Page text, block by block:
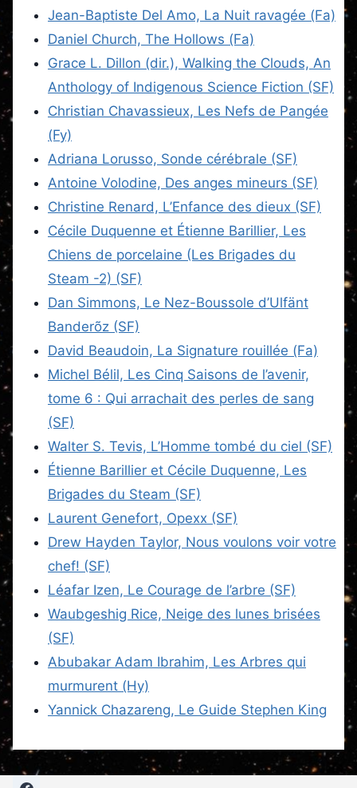
Jean-Baptiste Del Amo, La Nuit ravagée (Fa)
Daniel Church, The Hollows (Fa)
Grace L. Dillon (dir.), Walking the Clouds, An
Anthology of Indigenous Science Fiction (SF)
Christian Chavassieux, Les Nefs de Pangée
(Fy)
Adriana Lorusso, Sonde cérébrale (SF)
Antoine Volodine, Des anges mineurs (SF)
Christine Renard, L’Enfance des dieux (SF)
Cécile Duquenne et Étienne Barillier, Les
Chiens de porcelaine (Les Brigades du
Steam -2) (SF)
Dan Simmons, Le Nez-Boussole d’Ulfänt
Banderõz (SF)
David Beaudoin, La Signature rouillée (Fa)
Michel Bélil, Les Cinq Saisons de l’avenir,
tome 6 : Qui arrachait des perles de sang
(SF)
Walter S. Tevis, L’Homme tombé du ciel (SF)
Étienne Barillier et Cécile Duquenne, Les
Brigades du Steam (SF)
Laurent Genefort, Opexx (SF)
Drew Hayden Taylor, Nous voulons voir votre
chef! (SF)
Léafar Izen, Le Courage de l’arbre (SF)
Waubgeshig Rice, Neige des lunes brisées
(SF)
Abubakar Adam Ibrahim, Les Arbres qui
murmurent (Hy)
Yannick Chazareng, Le Guide Stephen King